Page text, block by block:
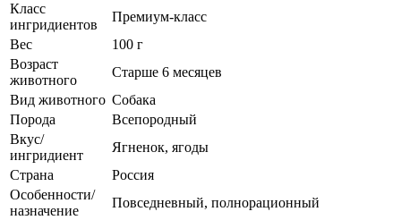
Класс
ингридиентов
Премиум-класс
Вес
100 г
Возраст
животного
Старше 6 месяцев
Вид животного Собака
Порода
Всепородный
Вкус/
ингридиент
Ягненок, ягоды
Страна
Россия
Особенности/
назначение
Повседневный, полнорационный